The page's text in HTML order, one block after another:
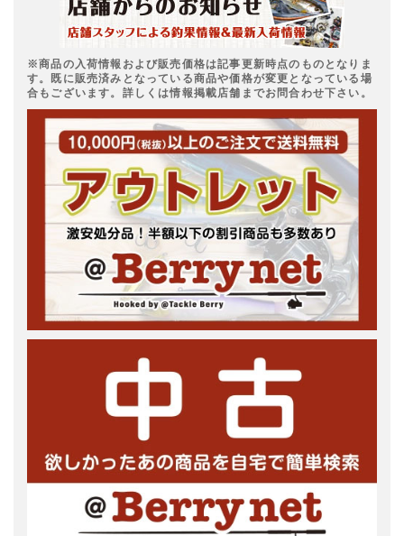
※商品の入荷情報および販売価格は記事更新時点のものとなりま
す。既に販売済みとなっている商品や価格が変更となっている場
合もございます。詳しくは情報掲載店舗までお問合わせ下さい。